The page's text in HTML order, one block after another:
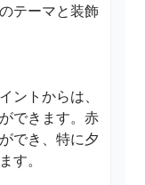
テーマと装飾
ントからは、
できます。赤
でき、特に夕
す。